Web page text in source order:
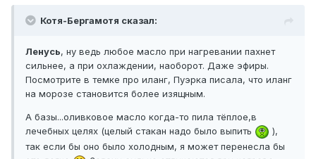
Котя-Бергамотя сказал:
Ленусь, ну ведь любое масло при нагревании пахнет
сильнее, а при охлаждении, наоборот. Даже эфиры.
Посмотрите в темке про иланг, Пуэрка писала, что иланг
на морозе становится более изящным.
А базы...оливковое масло когда-то пила тёплое,в
лечебных целях (целый стакан надо было выпить
),
так если бы оно было холодным, я может перенесла бы